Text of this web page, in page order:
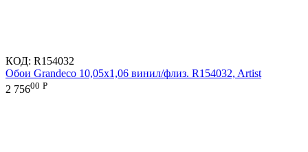
КОД: R154032
Обои Grandeco 10,05х1,06 винил/флиз. R154032, Artist
2 75600 Р